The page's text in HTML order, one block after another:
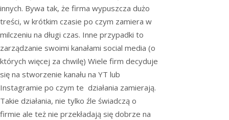
innych. Bywa tak, że firma wypuszcza dużo
treści, w krótkim czasie po czym zamiera w
milczeniu na długi czas. Inne przypadki to
zarządzanie swoimi kanałami social media (o
których więcej za chwilę) Wiele firm decyduje
się na stworzenie kanału na YT lub
Instagramie po czym te działania zamierają.
Takie działania, nie tylko źle świadczą o
firmie ale też nie przekładają się dobrze na